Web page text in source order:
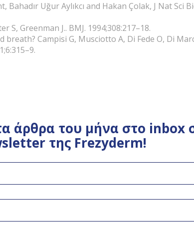
Uğur Aylıkcı and Hakan Çolak, J Nat Sci
Greenman J.. BMJ. 1994;308:217–18.
Campisi G, Musciotto A, Di Fede O, Di
άρθρα του μήνα στο inbox
της Frezyderm!